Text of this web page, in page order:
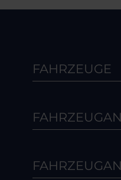
FAHRZEUGE